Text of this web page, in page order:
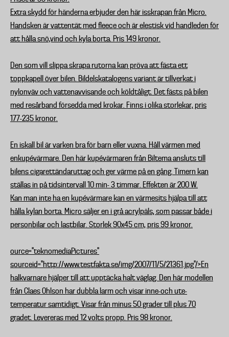
Extra skydd för händerna erbjuder den här isskrapan från Micro.
Handsken är vattentät med fleece och är elestisk vid handleden för
att hålla snö,vind och kyla borta. Pris 149 kronor.
Den som vill slippa skrapa rutorna kan pröva att fästa ett
toppkapell över bilen. Bildelskatalogens variant är tillverkat i
nylonväv och vattenavvisande och köldtåligt. Det fästs på bilen
med resårband försedda med krokar. Finns i olika storlekar, pris
177-235 kronor.
En iskall bil är varken bra för barn eller vuxna. Håll värmen med
enkupévärmare. Den här kupévärmaren från Biltema ansluts till
bilens cigarettändaruttag och ger värme på en gång. Timern kan
ställas in på tidsintervall 10 min- 3 timmar. Effekten är 200 W.
Kan man inte ha en kupévärmare kan en värmesits hjälpa till att
hålla kylan borta. Micro säljer en i grå acrylpäls, som passar både i
personbilar och lastbilar. Storlek 90x45 cm, pris 99 kronor.
ource="teknomediaPictures"
sourceid="http://www.testfakta.se/img/2007/11/5/21361.jpg"/>En
halkvarnare hjälper till att upptäcka halt väglag. Den här modellen
från Claes Ohlson har dubbla larm och visar inne-och ute-
temperatur samtidigt. Visar från minus 50 grader till plus 70
gradet. Levereras med 12 volts propp. Pris 98 kronor.